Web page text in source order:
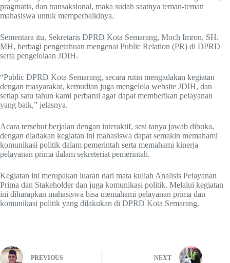
pragmatis, dan transaksional, maka sudah saatnya teman-teman
mahasiswa untuk memperbaikinya.
Sementara itu, Sekretaris DPRD Kota Semarang, Moch Imron, SH.
MH, berbagi pengetahuan mengenai Public Relation (PR) di DPRD
serta pengelolaan JDIH.
“Public DPRD Kota Semarang, secara rutin mengadakan kegiatan
dengan masyarakat, kemudian juga mengelola website JDIH, dan
setiap satu tahun kami perbarui agar dapat memberikan pelayanan
yang baik,” jelasnya.
Acara tersebut berjalan dengan interaktif, sesi tanya jawab dibuka,
dengan diadakan kegiatan ini mahasiswa dapat semakin memahami
komunikasi politik dalam pemerintah serta memahami kinerja
pelayanan prima dalam sekreteriat pemerintah.
Kegiatan ini merupakan luaran dari mata kuliah Analisis Pelayanan
Prima dan Stakeholder dan juga komunikasi politik. Melalui kegiatan
ini diharapkan mahasiswa bisa memahami pelayanan prima dan
komunikasi politik yang dilakukan di DPRD Kota Semarang.
PREVIOUS NEXT